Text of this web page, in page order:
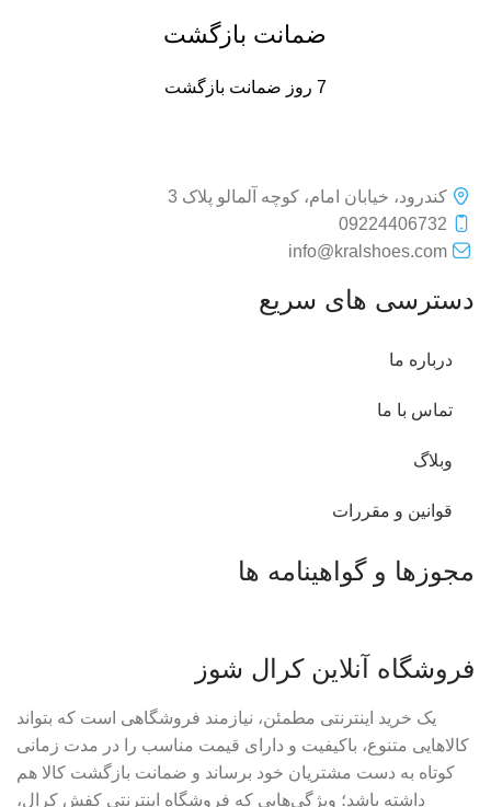
ضمانت بازگشت
7 روز ضمانت بازگشت
کندرود، خیابان امام، کوچه آلمالو پلاک 3
09224406732
info@kralshoes.com
دسترسی های سریع
درباره ما
تماس با ما
وبلاگ
قوانین و مقررات
مجوزها و گواهینامه ها
فروشگاه آنلاین کرال شوز
یک خرید اینترنتی مطمئن، نیازمند فروشگاهی است که بتواند
کالاهایی متنوع، باکیفیت و دارای قیمت مناسب را در مدت زمانی
کوتاه به دست مشتریان خود برساند و ضمانت بازگشت کالا هم
داشته باشد؛ ویژگی‌هایی که فروشگاه اینترنتی کفش کرال،